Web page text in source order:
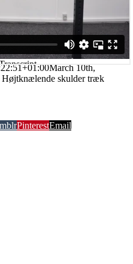
March 10th,
skulder træk
PinterestEmail